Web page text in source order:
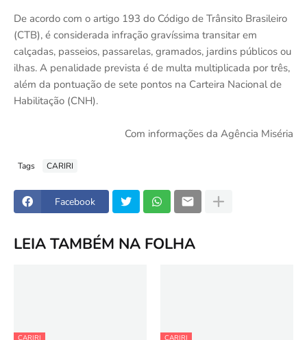
De acordo com o artigo 193 do Código de Trânsito Brasileiro
(CTB), é considerada infração gravíssima transitar em
calçadas, passeios, passarelas, gramados, jardins públicos ou
ilhas. A penalidade prevista é de multa multiplicada por três,
além da pontuação de sete pontos na Carteira Nacional de
Habilitação (CNH).
Com informações da Agência Miséria
Tags CARIRI
Facebook
LEIA TAMBÉM NA FOLHA
CARIRI CARIRI